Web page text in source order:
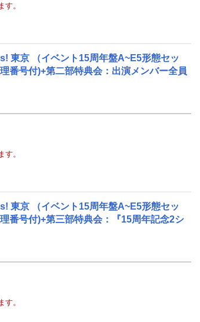
。
東京 （イベント15周年盤A~E5形態セッ
番号付)+第二部特典会：出演メンバー全員
。
東京 （イベント15周年盤A~E5形態セッ
番号付)+第三部特典会：『15周年記念2シ
。